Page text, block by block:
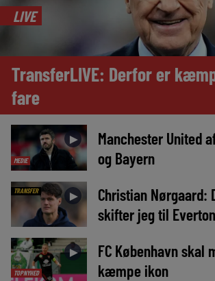
LIVE
TransferLIVE: Derfor er
fare
MEDIE
►
Manchester United
og Bayern
TRANSFER ►
Christian Nørgaard:
skifter jeg til Everton
TOPNYHED
►
FC København skal
kæmpe ikon